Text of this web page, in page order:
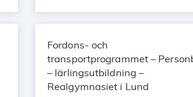
Fordons- och
transportprogrammet –
– lärlingsutbildning –
Realgymnasiet i Lund